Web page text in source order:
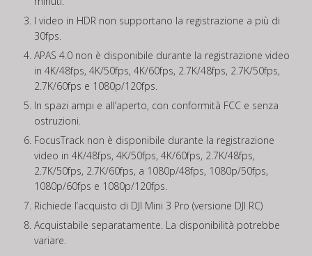
I video in HDR non supportano la registrazione a più di
30fps.
APAS 4.0 non è disponibile durante la registrazione video
in 4K/48fps, 4K/50fps, 4K/60fps, 2.7K/48fps, 2.7K/50fps,
2.7K/60fps e 1080p/120fps.
In spazi ampi e all’aperto, con conformità FCC e senza
ostruzioni.
FocusTrack non è disponibile durante la registrazione
video in 4K/48fps, 4K/50fps, 4K/60fps, 2.7K/48fps,
2.7K/50fps, 2.7K/60fps, a 1080p/48fps, 1080p/50fps,
1080p/60fps e 1080p/120fps.
Richiede l’acquisto di DJI Mini 3 Pro (versione DJI RC)
Acquistabile separatamente. La disponibilità potrebbe
variare.